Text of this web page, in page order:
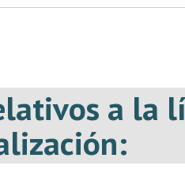
a la